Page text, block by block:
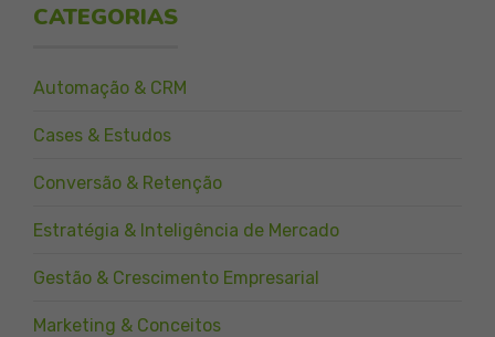
CATEGORIAS
Automação & CRM
Cases & Estudos
Conversão & Retenção
Estratégia & Inteligência de Mercado
Gestão & Crescimento Empresarial
Marketing & Conceitos